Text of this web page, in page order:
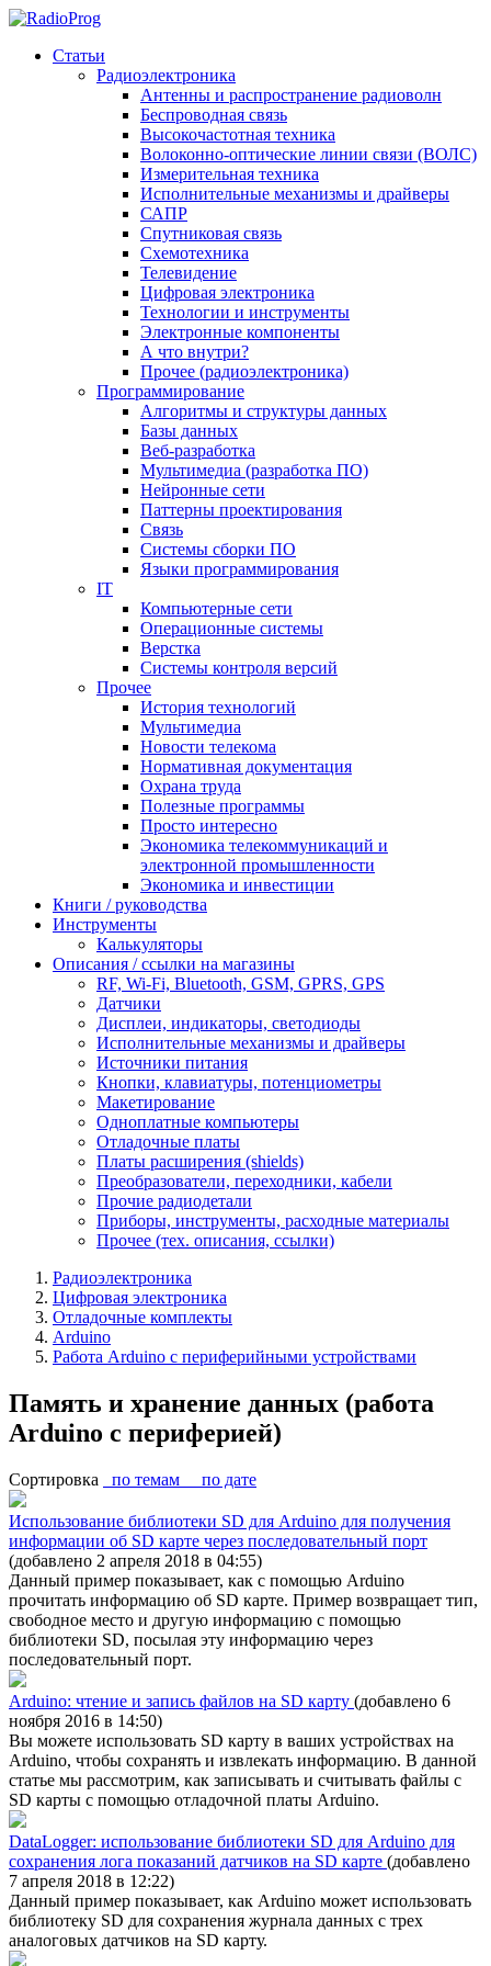
Статьи
Радиоэлектроника
Антенны и распространение радиоволн
Беспроводная связь
Высокочастотная техника
Волоконно-оптические линии связи (ВОЛС)
Измерительная техника
Исполнительные механизмы и драйверы
САПР
Спутниковая связь
Схемотехника
Телевидение
Цифровая электроника
Технологии и инструменты
Электронные компоненты
А что внутри?
Прочее (радиоэлектроника)
Программирование
Алгоритмы и структуры данных
Базы данных
Веб-разработка
Мультимедиа (разработка ПО)
Нейронные сети
Паттерны проектирования
Связь
Системы сборки ПО
Языки программирования
IT
Компьютерные сети
Операционные системы
Верстка
Системы контроля версий
Прочее
История технологий
Мультимедиа
Новости телекома
Нормативная документация
Охрана труда
Полезные программы
Просто интересно
Экономика телекоммуникаций и
электронной промышленности
Экономика и инвестиции
Книги / руководства
Инструменты
Калькуляторы
Описания / ссылки на магазины
RF, Wi-Fi, Bluetooth, GSM, GPRS, GPS
Датчики
Дисплеи, индикаторы, светодиоды
Исполнительные механизмы и драйверы
Источники питания
Кнопки, клавиатуры, потенциометры
Макетирование
Одноплатные компьютеры
Отладочные платы
Платы расширения (shields)
Преобразователи, переходники, кабели
Прочие радиодетали
Приборы, инструменты, расходные материалы
Прочее (тех. описания, ссылки)
Радиоэлектроника
Цифровая электроника
Отладочные комплекты
Arduino
Работа Arduino с периферийными устройствами
Память и хранение данных (работа
Arduino с периферией)
Сортировка по темам по дате
Использование библиотеки SD для Arduino для получения
информации об SD карте через последовательный порт
(добавлено 2 апреля 2018 в 04:55)
Данный пример показывает, как с помощью Arduino
прочитать информацию об SD карте. Пример возвращает тип,
свободное место и другую информацию с помощью
библиотеки SD, посылая эту информацию через
последовательный порт.
Arduino: чтение и запись файлов на SD карту (добавлено 6
ноября 2016 в 14:50)
Вы можете использовать SD карту в ваших устройствах на
Arduino, чтобы сохранять и извлекать информацию. В данной
статье мы рассмотрим, как записывать и считывать файлы с
SD карты с помощью отладочной платы Arduino.
DataLogger: использование библиотеки SD для Arduino для
сохранения лога показаний датчиков на SD карте (добавлено
7 апреля 2018 в 12:22)
Данный пример показывает, как Arduino может использовать
библиотеку SD для сохранения журнала данных с трех
аналоговых датчиков на SD карту.